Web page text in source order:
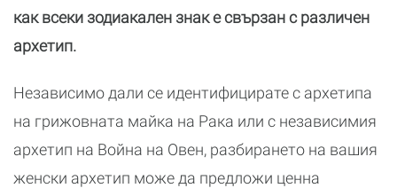
как всеки зодиакален знак е свързан с различен
архетип.
Независимо дали се идентифицирате с архетипа
на грижовната майка на Рака или с независимия
архетип на Война на Овен, разбирането на вашия
женски архетип може да предложи ценна